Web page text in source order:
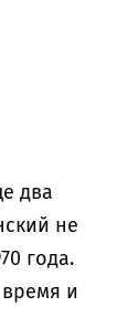
два
не
года.
и